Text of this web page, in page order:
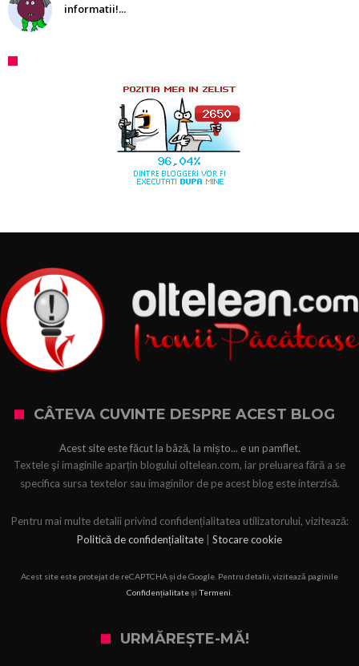
informatii!...
CÂTEVA CUVINTE DESPRE ACEST BLOG
Acest site este făcut la bâză, la mișto... e un pamflet.
Textele şi imaginile aparțin blogului oltelean.com, iar preluarea fără a se
specifica sursa textelor sau imaginilor de pe acest blog este interzisă.
Pentru mai multe detalii privind confidențialitatea utilizatorului, vizitează:
Politică de confidențialitate
Stocare cookie
Acest site este protejat de reCAPTCHA și de Google. Pentru detalii, vizitează paginile
Confidențialitateși Termeni
URMĂREȘTE-MĂ!